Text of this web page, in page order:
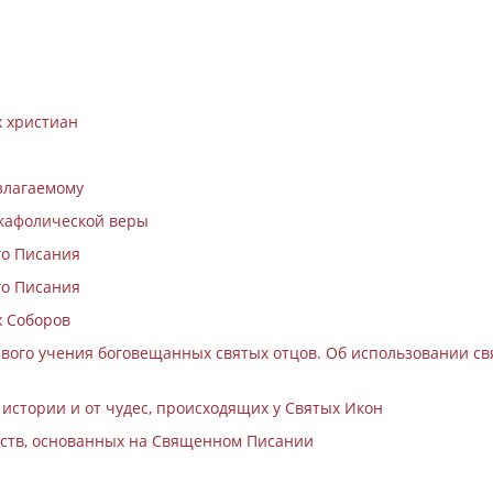
веры
Писания
Писания
Соборов
учения боговещанных святых отцов. Об использовании
и от чудес, происходящих у Святых Икон
основанных на Священном Писании